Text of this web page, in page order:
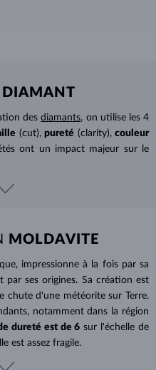
DIAMANT
desdiamants, on utilise les 4
(cut), pureté (clarity), couleur
ont un impact majeur sur le
MOLDAVITE
impressionne à la fois par sa
ses origines. Sa création est
chute d'une météorite sur Terre.
notamment dans la région
dureté est de 6 sur l'échelle de
est assez fragile.